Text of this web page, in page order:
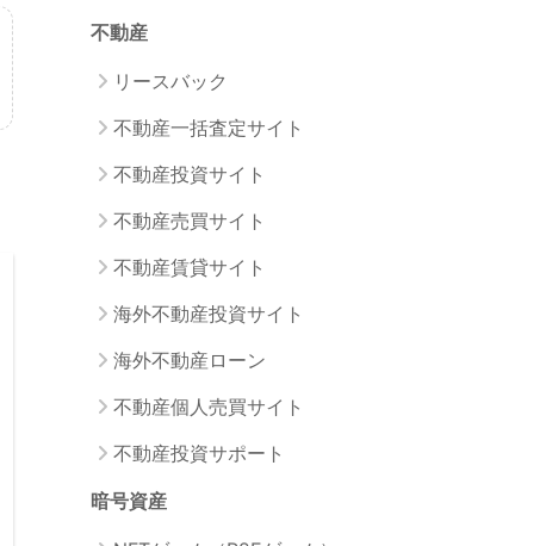
不動産
リースバック
不動産一括査定サイト
不動産投資サイト
不動産売買サイト
不動産賃貸サイト
海外不動産投資サイト
海外不動産ローン
不動産個人売買サイト
不動産投資サポート
暗号資産